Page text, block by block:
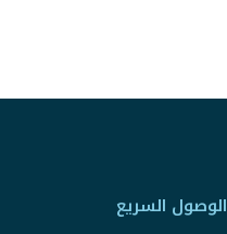
الوصول السريع